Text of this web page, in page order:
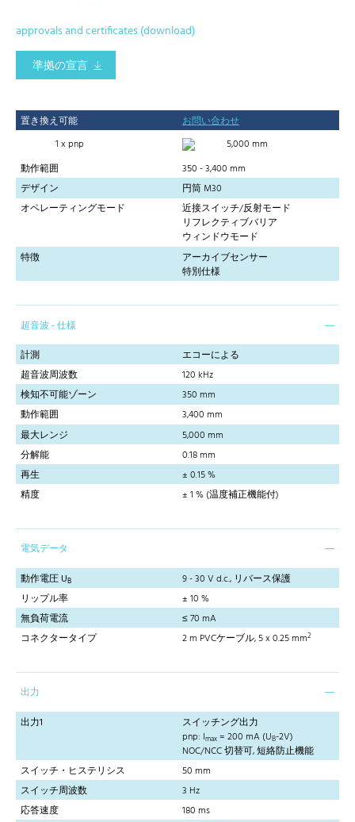
approvals and certificates (download)
準拠の宣言
置き換え可能
お問い合わせ
1 x pnp
5,000 mm
動作範囲
350 - 3,400 mm
デザイン
円筒 M30
オペレーティングモード
近接スイッチ/反射モード
リフレクティブバリア
ウィンドウモード
特徴
アーカイブセンサー
特別仕様
超音波 - 仕様
計測
エコーによる
超音波周波数
120 kHz
検知不可能ゾーン
350 mm
動作範囲
3,400 mm
最大レンジ
5,000 mm
分解能
0.18 mm
再生
± 0.15 %
精度
± 1 % (温度補正機能付)
電気データ
動作電圧 UB
9 - 30 V d.c., リバース保護
リップル率
± 10 %
無負荷電流
≤ 70 mA
コネクタータイプ
2 m PVCケーブル, 5 x 0.25 mm2
出力
出力1
スイッチング出力
pnp: Imax = 200 mA (UB-2V)
NOC/NCC 切替可, 短絡防止機能
スイッチ・ヒステリシス
50 mm
スイッチ周波数
3 Hz
応答速度
180 ms